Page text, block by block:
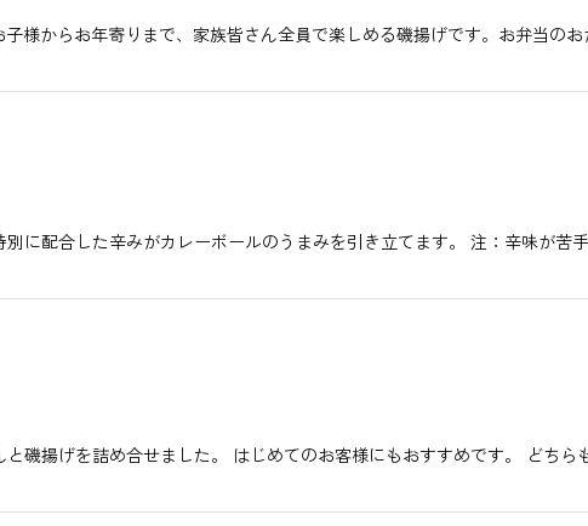
様からお年寄りまで、家族皆さん全員で楽しめる磯揚げです。お弁当の
に配合した辛みがカレーボールのうまみを引き立てます。 注：辛味が
磯揚げを詰め合せました。 はじめてのお客様にもおすすめです。 どち